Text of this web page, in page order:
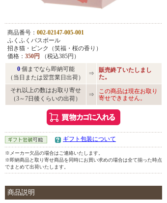
商品番号： 002-02147-005-001
ふくふくバスボール
招き猫・ピンク（笑福・桜の香り）
価格： 350円
（税込385円）
0 個までなら即納可能
（当日または翌営業日出荷）
⇒
販売終了いたしまし
た。
それ以上の数はお取り寄せ
（3～7日後くらいの出荷）
⇒
この商品は現在お取り
寄せできません。
ギフト包装について
※メーカー欠品の場合はご連絡いたします。
※即納商品と取り寄せ商品を同時にお買い求めの場合は全て揃った時点
でまとめて出荷いたします。
商品説明